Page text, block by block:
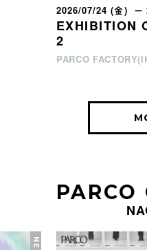
2026/07/24 (金) －
EXHIBITION
2
PARCO
PARCO